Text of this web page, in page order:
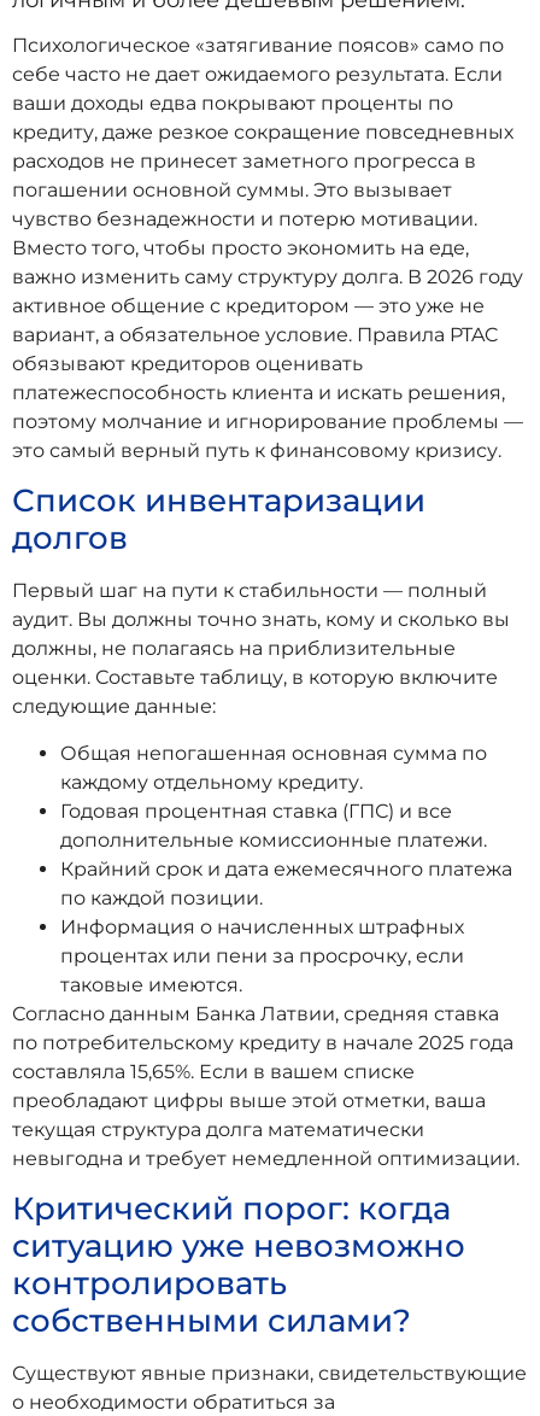
Психологическое «затягивание поясов» само по
себе часто не дает ожидаемого результата. Если
ваши доходы едва покрывают проценты по
кредиту, даже резкое сокращение повседневных
расходов не принесет заметного прогресса в
погашении основной суммы. Это вызывает
чувство безнадежности и потерю мотивации.
Вместо того, чтобы просто экономить на еде,
важно изменить саму структуру долга. В 2026 году
активное общение с кредитором — это уже не
вариант, а обязательное условие. Правила PTAC
обязывают кредиторов оценивать
платежеспособность клиента и искать решения,
поэтому молчание и игнорирование проблемы —
это самый верный путь к финансовому кризису.
Список инвентаризации
долгов
Первый шаг на пути к стабильности — полный
аудит. Вы должны точно знать, кому и сколько вы
должны, не полагаясь на приблизительные
оценки. Составьте таблицу, в которую включите
следующие данные:
Общая непогашенная основная сумма по
каждому отдельному кредиту.
Годовая процентная ставка (ГПС) и все
дополнительные комиссионные платежи.
Крайний срок и дата ежемесячного платежа
по каждой позиции.
Информация о начисленных штрафных
процентах или пени за просрочку, если
таковые имеются.
Согласно данным Банка Латвии, средняя ставка
по потребительскому кредиту в начале 2025 года
составляла 15,65%. Если в вашем списке
преобладают цифры выше этой отметки, ваша
текущая структура долга математически
невыгодна и требует немедленной оптимизации.
Критический порог: когда
ситуацию уже невозможно
контролировать
собственными силами?
Существуют явные признаки, свидетельствующие
о необходимости обратиться за